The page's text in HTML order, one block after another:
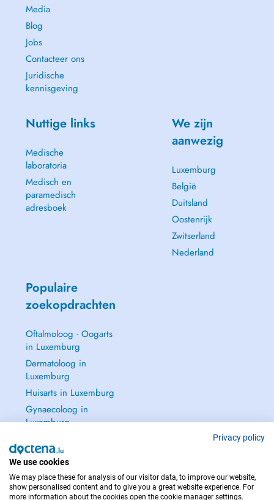
Media
Blog
Jobs
Contacteer ons
Juridische
kennisgeving
Nuttige links
Medische
laboratoria
Medisch en
paramedisch
adresboek
We zijn
aanwezig
Luxemburg
België
Duitsland
Oostenrijk
Zwitserland
Nederland
Populaire
zoekopdrachten
Oftalmoloog - Oogarts
in Luxemburg
Dermatoloog in
Luxemburg
Huisarts in Luxemburg
Gynaecoloog in
Luxemburg
Privacy policy
We use cookies
We may place these for analysis of our visitor data, to improve our website,
show personalised content and to give you a great website experience. For
more information about the cookies open the cookie manager settings.